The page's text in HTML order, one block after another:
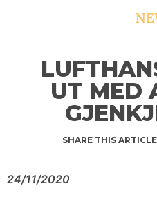
UT MED
SHARE THIS ARTICLE
24/11/2020